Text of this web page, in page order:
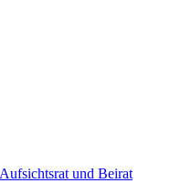
und Beirat